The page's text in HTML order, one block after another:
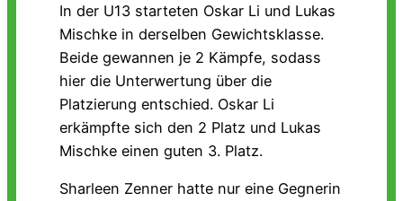
In der U13 starteten Oskar Li und Lukas
Mischke in derselben Gewichtsklasse.
Beide gewannen je 2 Kämpfe, sodass
hier die Unterwertung über die
Platzierung entschied. Oskar Li
erkämpfte sich den 2 Platz und Lukas
Mischke einen guten 3. Platz.
Sharleen Zenner hatte nur eine Gegnerin